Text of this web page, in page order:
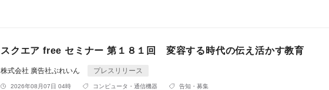
スクエア free セミナー 第１８１回 変容する時代の伝え活かす教育
株式会社 廣告社ぶれいん プレスリリース
2026年08月07日 04時 コンピュータ・通信機器 告知・募集